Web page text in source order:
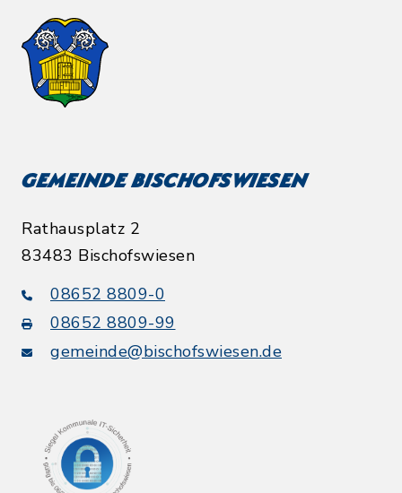
Gemeinde Bischofswiesen
Rathausplatz 2
83483 Bischofswiesen
08652 8809-0
08652 8809-99
gemeinde@bischofswiesen.de